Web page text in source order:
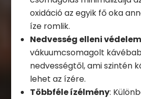
oxidáció az egyik fő oka
íze romlik.
Nedvesség elleni védelem
vákuumcsomagolt
nedvességtől, ami szintén
lehet az ízére.
Többféle ízélmény: